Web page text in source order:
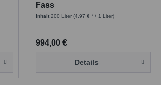
Fass
Inhalt 200 Liter (4,97 € * / 1 Liter)
994,00 €
Details